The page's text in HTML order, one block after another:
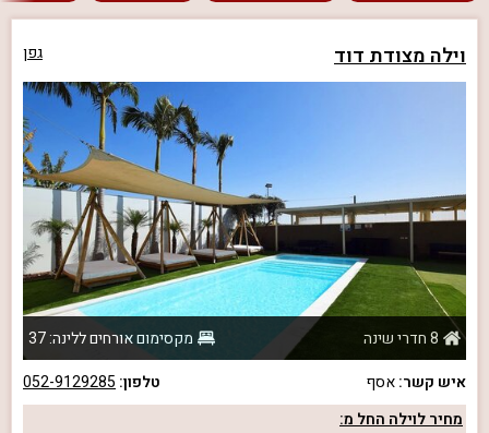
וילה מצודת דוד גפן
8 חדרי שינה
מקסימום אורחים ללינה: 37
איש קשר:אסף טלפון: 052-9129285
מחיר לוילה החל מ: